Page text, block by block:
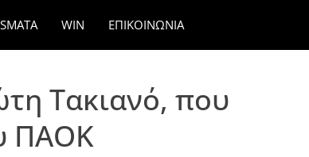
WIN ΕΠΙΚΟΙΝΩΝΊΑ
Τακιανό, που
ΠΑΟΚ